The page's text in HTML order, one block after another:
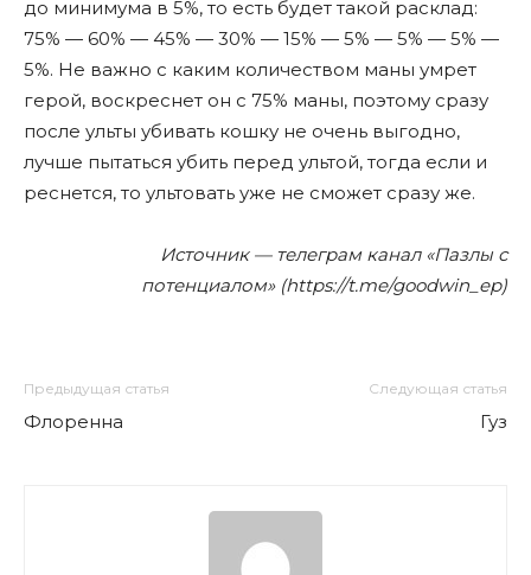
до минимума в 5%, то есть будет такой расклад:
75% — 60% — 45% — 30% — 15% — 5% — 5% — 5% —
5%. Не важно с каким количеством маны умрет
герой, воскреснет он с 75% маны, поэтому сразу
после ульты убивать кошку не очень выгодно,
лучше пытаться убить перед ультой, тогда если и
реснется, то ультовать уже не сможет сразу же.
Источник — телеграм канал «Пазлы с
потенциалом» (https://t.me/goodwin_ep)
Предыдущая статья
Флоренна
Следующая статья
Гуз